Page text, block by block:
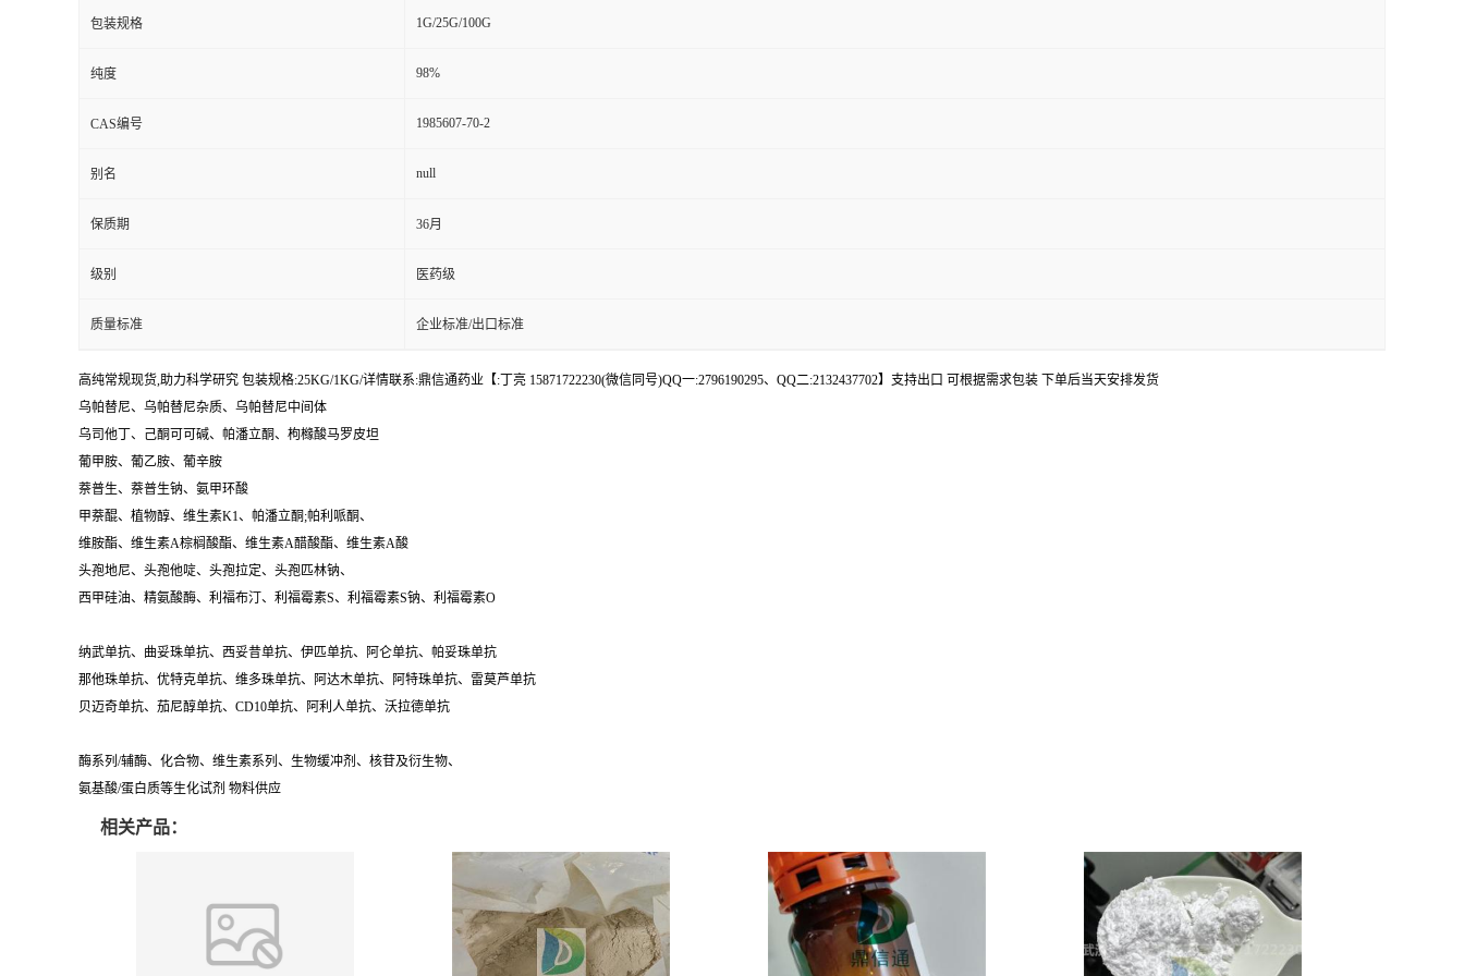
包装规格 1G/25G/100G
纯度 98%
CAS编号 1985607-70-2
别名 null
保质期 36月
级别 医药级
质量标准 企业标准/出口标准
高纯常规现货,助力科学研究 包装规格:25KG/1KG/详情联系:鼎信通药业【:丁亮 15871722230(微信同号)QQ一:2796190295、QQ二:2132437702】支持出口 可根据需求包装 下单后当天安排发货
乌帕替尼、乌帕替尼杂质、乌帕替尼中间体
乌司他丁、己酮可可碱、帕潘立酮、枸橼酸马罗皮坦
葡甲胺、葡乙胺、葡辛胺
萘普生、萘普生钠、氨甲环酸
甲萘醌、植物醇、维生素K1、帕潘立酮;帕利哌酮、
维胺酯、维生素A棕榈酸酯、维生素A醋酸酯、维生素A酸
头孢地尼、头孢他啶、头孢拉定、头孢匹林钠、
西甲硅油、精氨酸酶、利福布汀、利福霉素S、利福霉素S钠、利福霉素O
纳武单抗、曲妥珠单抗、西妥昔单抗、伊匹单抗、阿仑单抗、帕妥珠单抗
那他珠单抗、优特克单抗、维多珠单抗、阿达木单抗、阿特珠单抗、雷莫芦单抗
贝迈奇单抗、茄尼醇单抗、CD10单抗、阿利人单抗、沃拉德单抗
酶系列/辅酶、化合物、维生素系列、生物缓冲剂、核苷及衍生物、
氨基酸/蛋白质等生化试剂 物料供应
相关产品：